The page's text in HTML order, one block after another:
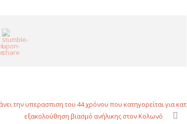
την υπερασπιση του 44 χρόνου που κατηγορείται για κατ
εξακολούθηση βιασμό ανήλικης στον Κολωνό